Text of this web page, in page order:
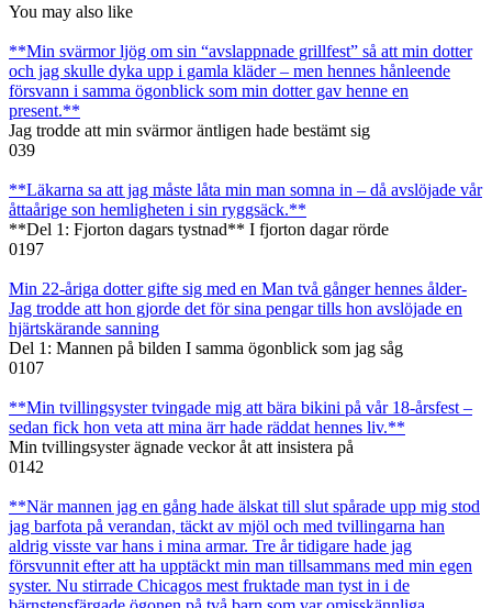
You may also like
**Min svärmor ljög om sin “avslappnade grillfest” så att min dotter
och jag skulle dyka upp i gamla kläder – men hennes hånleende
försvann i samma ögonblick som min dotter gav henne en
present.**
Jag trodde att min svärmor äntligen hade bestämt sig
039
**Läkarna sa att jag måste låta min man somna in – då avslöjade vår
åttaårige son hemligheten i sin ryggsäck.**
**Del 1: Fjorton dagars tystnad** I fjorton dagar rörde
0197
Min 22-åriga dotter gifte sig med en Man två gånger hennes ålder-
Jag trodde att hon gjorde det för sina pengar tills hon avslöjade en
hjärtskärande sanning
Del 1: Mannen på bilden I samma ögonblick som jag såg
0107
**Min tvillingsyster tvingade mig att bära bikini på vår 18-årsfest –
sedan fick hon veta att mina ärr hade räddat hennes liv.**
Min tvillingsyster ägnade veckor åt att insistera på
0142
**När mannen jag en gång hade älskat till slut spårade upp mig stod
jag barfota på verandan, täckt av mjöl och med tvillingarna han
aldrig visste var hans i mina armar. Tre år tidigare hade jag
försvunnit efter att ha upptäckt min man tillsammans med min egen
syster. Nu stirrade Chicagos mest fruktade man tyst in i de